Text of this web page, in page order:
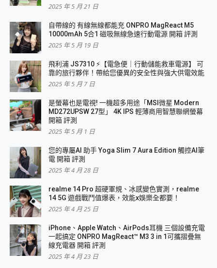
2025 年 5 月 21 日
自帶線的 有線無線都能充 ONPRO MagReact M5
10000mAh 5合1 磁吸無線急速行動電源 開箱 評測
2025 年 5 月 19 日
飛利浦 JS7310 ⚡【電急便｜行動儲能救車電源】 可
靠的旅行夥伴！帶給您優異的安全性與強大供電效能
2025 年 5 月 7 日
是螢幕也是電視! 一機超多用途「MSI微星 Modern
MD272UPSW 27型」 4K IPS 輕薄商用智慧聯網螢幕
開箱 評測
2025 年 5 月 1 日
您的專屬AI 助手 Yoga Slim 7 Aura Edition 觸控AI筆
電 開箱 評測
2025 年 4 月 28 日
realme 14 Pro 超硬軍規、冰感變色實測，realme
14 5G 遊戲戰鬥值爆表，效能x娛樂全都要！
2025 年 4 月 25 日
iPhone、Apple Watch、AirPods耳機 三個設備充電
一起搞定 ONPRO MagReact™ M3 3 in 1可攜摺疊無
線充電器 開箱 評測
2025 年 4 月 23 日